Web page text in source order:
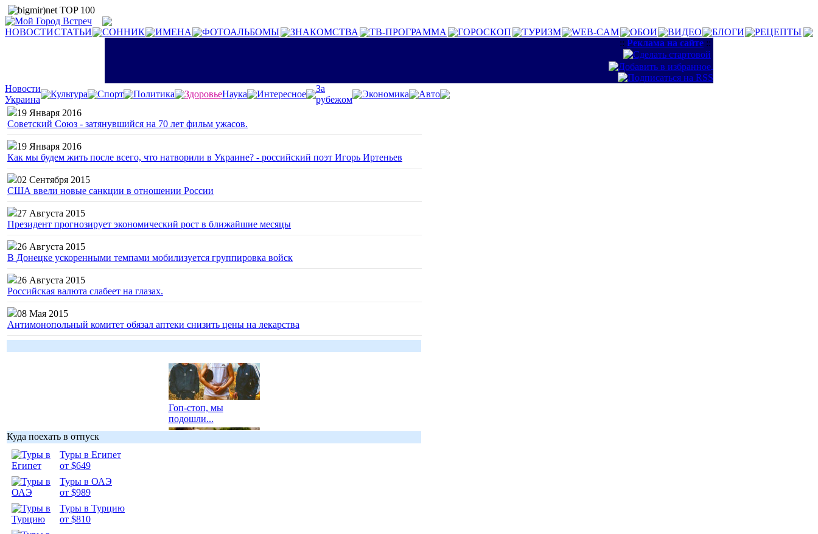
НОВОСТИСТАТЬИ СОННИК ИМЕНА ФОТОАЛЬБОМЫ ЗНАКОМСТВА ТВ-ПРОГРАММА ГОРОСКОП ТУРИЗМ WEB-CAM ОБОИ ВИДЕО БЛОГИ
РЕЦЕПТЫ
:: Реклама на сайте ::
Новости
Украина
Культура Спорт Политика ЗдоровьеНаука Интересное
За
рубежом
Экономика
Авто
19 Января 2016
Советский Союз - затянувшийся на 70 лет фильм ужасов.
19 Января 2016
Как мы будем жить после всего, что натворили в Украине? - российский поэт Игорь Иртеньев
02 Сентября 2015
США ввели новые санкции в отношении России
27 Августа 2015
Президент прогнозирует экономический рост в ближайшие месяцы
26 Августа 2015
В Донецке ускоренными темпами мобилизуется группировка войск
26 Августа 2015
Российская валюта слабеет на глазах.
08 Мая 2015
Антимонопольный комитет обязал аптеки снизить цены на лекарства
Гоп-стоп, мы
подошли...
Куда поехать в отпуск
Туры в Египет
от $649
Туры в ОАЭ
от $989
Туры в Турцию
от $810